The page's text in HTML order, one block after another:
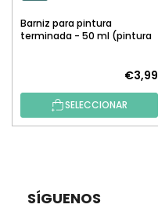
Barniz para pintura
terminada - 50 ml (pintura
€3,99
SELECCIONAR
SÍGUENOS